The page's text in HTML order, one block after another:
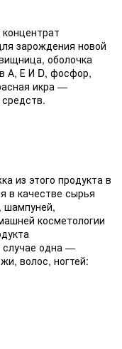
зарождения новой
оболочка
А, Е И D, фосфор,
икра —
из этого продукта в
в качестве сырья
шампуней,
косметологии
случае одна —
волос, ногтей: